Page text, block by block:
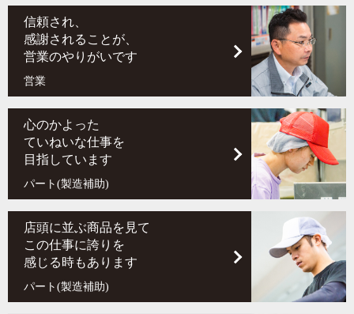
信頼され、
感謝されることが、
営業のやりがいです
営業
心のかよった
ていねいな仕事を
目指しています
パート(製造補助)
店頭に並ぶ商品を見て
この仕事に誇りを
感じる時もあります
パート(製造補助)